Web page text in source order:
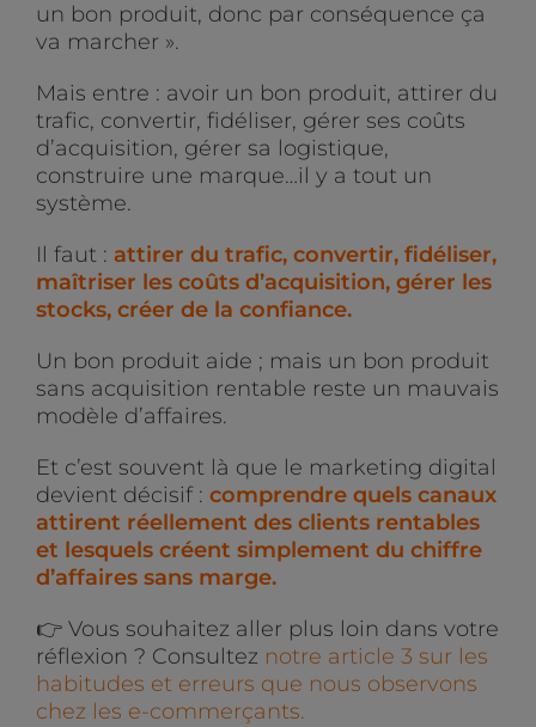
un bon produit, donc par conséquence ça
va marcher ».
Mais entre : avoir un bon produit, attirer du
trafic, convertir, fidéliser, gérer ses coûts
d’acquisition, gérer sa logistique,
construire une marque…il y a tout un
système.
Il faut : attirer du trafic, convertir, fidéliser,
maîtriser les coûts d’acquisition, gérer les
stocks, créer de la confiance.
Un bon produit aide ; mais un bon produit
sans acquisition rentable reste un mauvais
modèle d’affaires.
Et c’est souvent là que le marketing digital
devient décisif : comprendre quels canaux
attirent réellement des clients rentables
et lesquels créent simplement du chiffre
d’affaires sans marge.
👉 Vous souhaitez aller plus loin dans votre
réflexion ? Consultez notre article 3 sur les
habitudes et erreurs que nous observons
chez les e-commerçants.